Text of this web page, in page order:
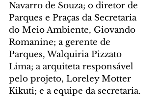
Navarro de Souza; o diretor de
Parques e Praças da Secretaria
do Meio Ambiente, Giovando
Romanine; a gerente de
Parques, Walquiria Pizzato
Lima; a arquiteta responsável
pelo projeto, Loreley Motter
Kikuti; e a equipe da secretaria.